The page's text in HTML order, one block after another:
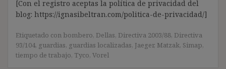
[Con el registro aceptas la política de privacidad del
blog: https://ignasibeltran.com/politica-de-privacidad/]
Etiquetado con bombero, Dellas, Directiva 2003/88, Directiva
93/104, guardias, guardias localizadas, Jaeger, Matzak, Simap,
tiempo de trabajo, Tyco, Vorel